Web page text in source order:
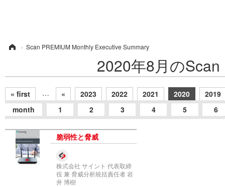
› Scan PREMIUM Monthly Executive Summary
2020年8月の
« first … « 2023 2022 2021 2020
2019
month
1 2 3 4 5 6
脆弱性と脅威
株式会社 サイント 代表取締
役 兼 脅威分析統括責任者 岩
井 博樹